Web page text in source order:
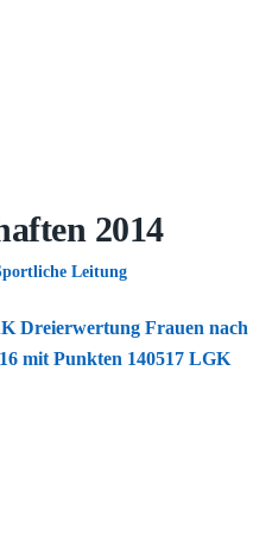
2014
Leitung
Dreierwertung Frauen nach
mit Punkten 140517 LGK